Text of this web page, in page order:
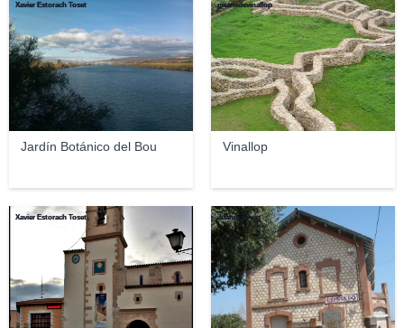
Jardín Botánico del Bou
Xavier Estorach Toset
Vinallop
piramidevinallop
Xavier Estorach Toset Juanma Puig